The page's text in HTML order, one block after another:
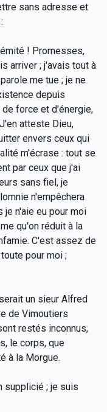
sans adresse et
! Promesses,
arriver ; j'avais tout à
me tue ; je ne
depuis
force et d'énergie,
atteste Dieu,
envers ceux qui
m'écrase : tout se
par ceux que j'ai
sans fiel, je
n'empêchera
n'aie eu pour moi
qu'on réduit à la
C'est assez de
pour moi ;
un sieur Alfred
de Vimoutiers
restés inconnus,
le corps, que
à la Morgue.
supplicié ; je suis